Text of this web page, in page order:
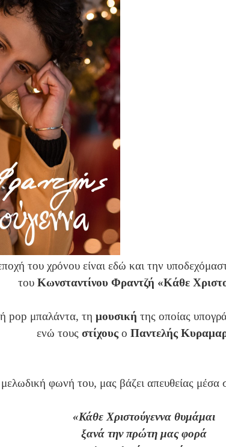
του χρόνου είναι εδώ και την
του Κωνσταντίνου Φραντζή «Κάθε
pop μπαλάντα, τη μουσική της οποίας
ενώ τους στίχουςοΠαντελής
φωνή του, μας βάζει απευθείας
«Κάθε Χριστούγεννα θυμάμαι
ξανά την πρώτη μας φορά